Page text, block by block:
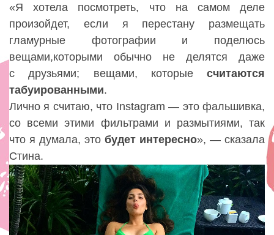
«Я хотела посмотреть, что на самом деле
произойдет, если я перестану размещать
гламурные фотографии и поделюсь
вещами,которыми обычно не делятся даже
с друзьями; вещами, которые считаются
табуированными.
Лично я считаю, что Instagram — это фальшивка,
со всеми этими фильтрами и размытиями, так
что я думала, это будет интересно», — сказала
Стина.